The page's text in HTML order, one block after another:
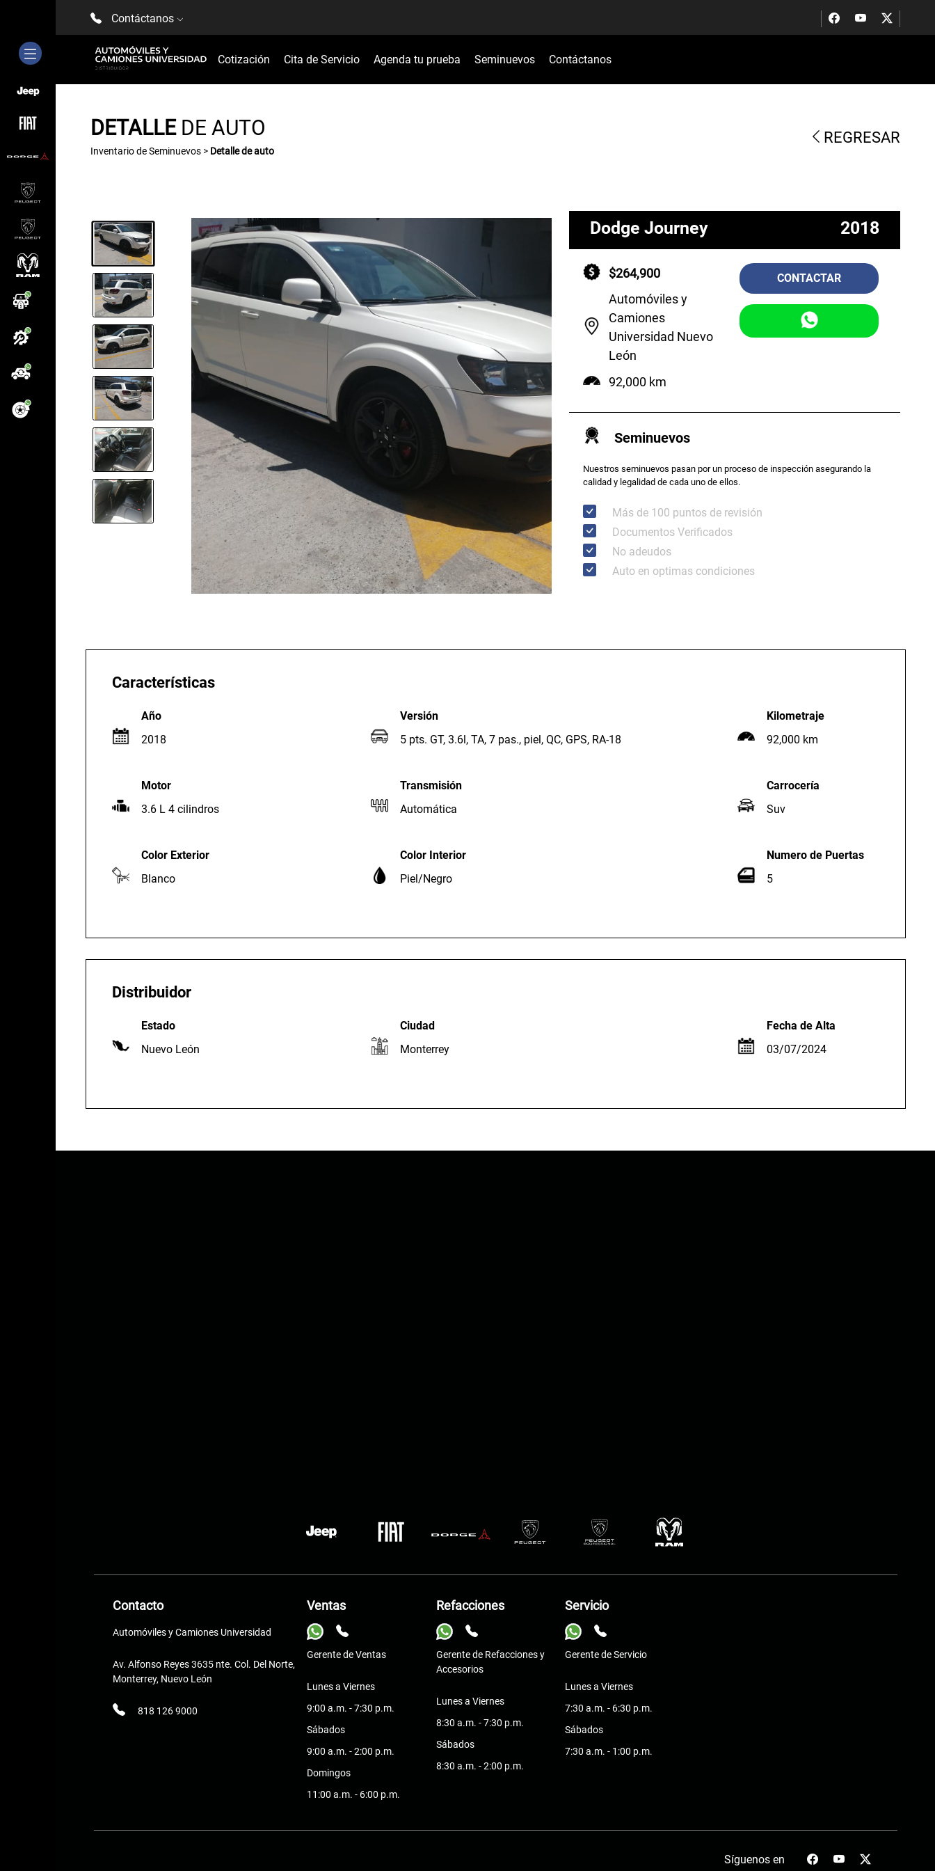
Contáctanos
Cotización Cita de Servicio Agenda tu prueba Seminuevos Contáctanos
DETALLEDE AUTO
Inventario de Seminuevos > Detalle de auto
REGRESAR
Dodge Journey 2018
$264,900
Automóviles y
Camiones
Universidad Nuevo
León
92,000 km
CONTACTAR
Seminuevos
Nuestros seminuevos pasan por un proceso de inspección asegurando la
calidad y legalidad de cada uno de ellos.
Más de 100 puntos de revisión
Documentos Verificados
No adeudos
Auto en optimas condiciones
Características
Año
2018
Motor
3.6 L 4 cilindros
Color Exterior
Blanco
Versión
5 pts. GT, 3.6l, TA, 7 pas., piel, QC, GPS, RA-18
Transmisión
Automática
Color Interior
Piel/Negro
Kilometraje
92,000 km
Carrocería
Suv
Numero de Puertas
5
Distribuidor
Estado
Nuevo León
Ciudad
Monterrey
Fecha de Alta
03/07/2024
Contacto
Automóviles y Camiones Universidad
Av. Alfonso Reyes 3635 nte. Col. Del Norte,
Monterrey, Nuevo León
818 126 9000
Ventas
Gerente de Ventas
Lunes a Viernes
9:00 a.m. - 7:30 p.m.
Sábados
9:00 a.m. - 2:00 p.m.
Domingos
11:00 a.m. - 6:00 p.m.
Refacciones
Gerente de Refacciones y
Accesorios
Lunes a Viernes
8:30 a.m. - 7:30 p.m.
Sábados
8:30 a.m. - 2:00 p.m.
Servicio
Gerente de Servicio
Lunes a Viernes
7:30 a.m. - 6:30 p.m.
Sábados
7:30 a.m. - 1:00 p.m.
Síguenos en